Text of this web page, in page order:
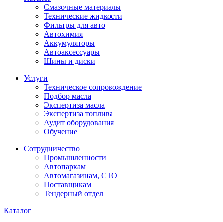
Смазочные материалы
Технические жидкости
Фильтры для авто
Автохимия
Аккумуляторы
Автоаксессуары
Шины и диски
Услуги
Техническое сопровождение
Подбор масла
Экспертиза масла
Экспертиза топлива
Аудит оборудования
Обучение
Сотрудничество
Промышленности
Автопаркам
Автомагазинам, СТО
Поставщикам
Тендерный отдел
Каталог